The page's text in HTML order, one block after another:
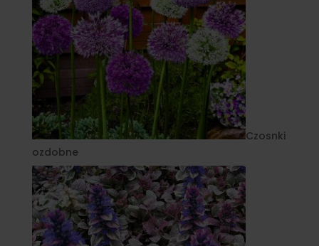
Czosnki
ozdobne